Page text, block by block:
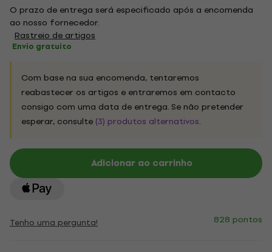
O prazo de entrega será especificado após a encomenda
ao nosso fornecedor.
Rastreio de artigos
Envio gratuito
Com base na sua encomenda, tentaremos
reabastecer os artigos e entraremos em contacto
consigo com uma data de entrega. Se não pretender
esperar, consulte (3) produtos alternativos.
Adicionar ao carrinho
Tenho uma pergunta! 828 pontos